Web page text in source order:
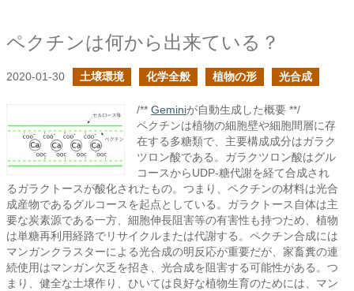
ペクチンは何から出来ている？
2020-01-30 土壌環境 化学全般 植物の形 光合成
/** Geminiが自動生成した概要 **/
ペクチンは植物の細胞壁や細胞間層に存
在する多糖類で、主要構成成分はガラク
ツロン酸である。ガラクツロン酸はグル
コースからUDP-糖代謝を経て合成され
るガラクトースが酸化されたもの。つまり、ペクチンの材料は光合
成産物であるグルコースを起点としている。ガラクトース自体は主
要な炭素源である一方、細胞伸長阻害等の有害性も持つため、植物
は単糖再利用経路でリサイクルまたは代謝する。ペクチン合成には
マンガンクラスターによる光合成の明反応が重要だが、家畜糞の連
続使用はマンガン欠乏を招き、光合成を阻害する可能性がある。つ
まり、健全な土壌作り、ひいては良好な植物生育のためには、マン